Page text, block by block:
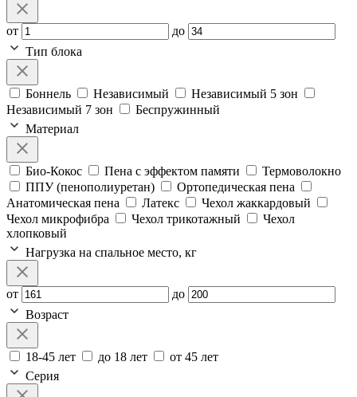
от
до
Тип блока
Боннель Независимый
Независимый 5 зон
Независимый 7 зон
Беспружинный
Материал
Био-Кокос Пена с эффектом памяти
Термоволокно
ППУ (пенополиуретан)
Ортопедическая пена
Анатомическая пена
Латекс
Чехол жаккардовый
Чехол микрофибра
Чехол трикотажный
Чехол
хлопковый
Нагрузка на спальное место, кг
от
до
Возраст
18-45 лет до 18 лет
от 45 лет
Серия